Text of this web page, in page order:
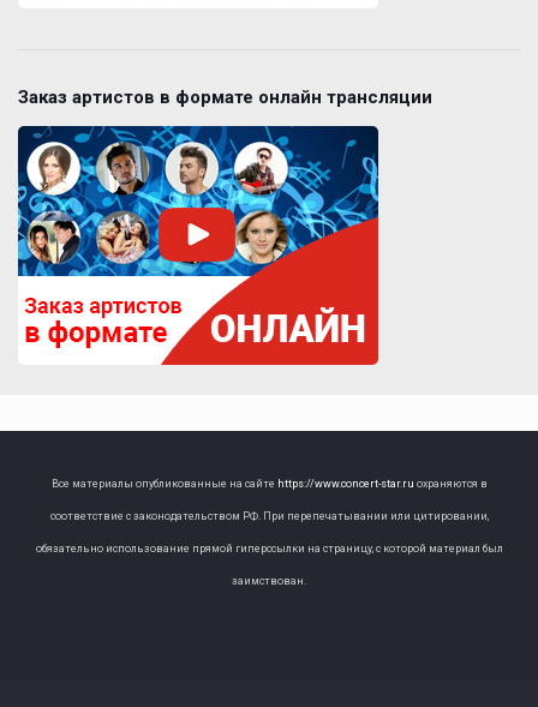
Заказ артистов в формате онлайн трансляции
Все материалы опубликованные на сайте https://www.concert-star.ru охраняются в
соответствие с законодательством РФ. При перепечатывании или цитировании,
обязательно использование прямой гиперссылки на страницу, с которой материал был
заимствован.